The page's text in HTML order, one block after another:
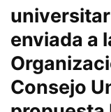
enviada a
Consejo